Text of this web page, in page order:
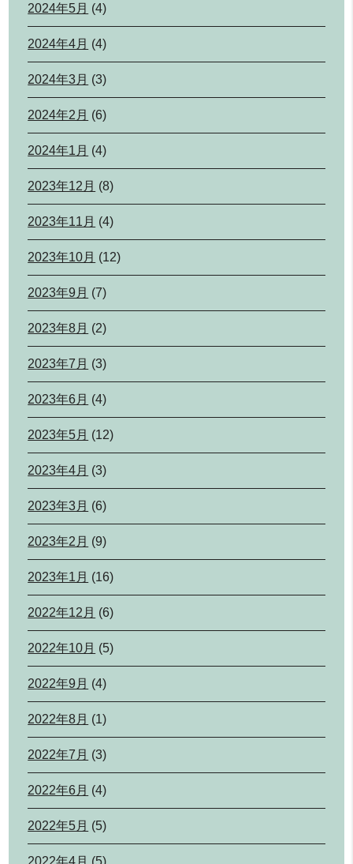
2024年5月 (4)
2024年4月 (4)
2024年3月 (3)
2024年2月 (6)
2024年1月 (4)
2023年12月 (8)
2023年11月 (4)
2023年10月 (12)
2023年9月 (7)
2023年8月 (2)
2023年7月 (3)
2023年6月 (4)
2023年5月 (12)
2023年4月 (3)
2023年3月 (6)
2023年2月 (9)
2023年1月 (16)
2022年12月 (6)
2022年10月 (5)
2022年9月 (4)
2022年8月 (1)
2022年7月 (3)
2022年6月 (4)
2022年5月 (5)
2022年4月 (5)